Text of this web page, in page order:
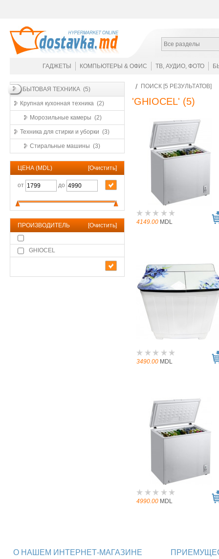
Все разделы
ГАДЖЕТЫ КОМПЬЮТЕРЫ & ОФИС ТВ, АУДИО, ФОТО
БЫТОВАЯ ТЕХНИКА (5)
Крупная кухонная техника (2)
Морозильные камеры (2)
Техника для стирки и уборки (3)
Стиральные машины (3)
ЦЕНА (MDL) [Очистить]
от до
ПРОИЗВОДИТЕЛЬ [Очистить]
GHIOCEL
ПОИСК [5 РЕЗУЛЬТАТОВ]
'GHIOCEL' (5)
4149.00 MDL
3490.00 MDL
4990.00 MDL
О НАШЕМ ИНТЕРНЕТ-МАГАЗИНЕ